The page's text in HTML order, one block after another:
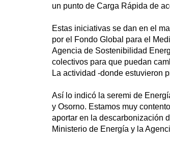
un punto de Carga Rápida de
Estas iniciativas se dan en el
por el Fondo Global para el
Agencia de Sostenibilidad
colectivos para que puedan
La actividad -donde estuvieron
Así lo indicó la seremi de
y Osorno. Estamos muy
aportar en la descarbonización
Ministerio de Energía y la